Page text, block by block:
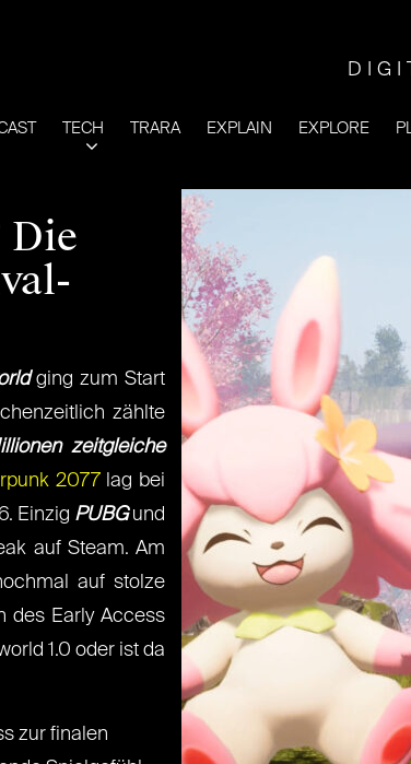
TECH TRARA EXPLAIN EXPLORE
Die
ging zum Start
zählte
zeitgleiche
2077lag bei
Einzig PUBGund
auf Steam. Am
auf stolze
des Early Access
1.0 oder ist da
zur finalen